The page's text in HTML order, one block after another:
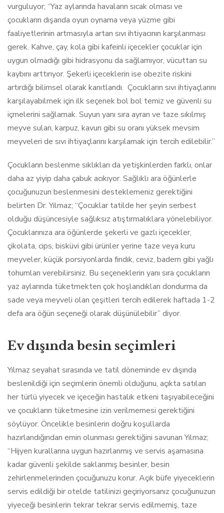
vurguluyor; “Yaz aylarında havaların sıcak olması ve
çocukların dışarıda oyun oynama veya yüzme gibi
faaliyetlerinin artmasıyla artan sıvı ihtiyacının karşılanması
gerek. Kahve, çay, kola gibi kafeinli içecekler çocuklar için
uygun olmadığı gibi hidrasyonu da sağlamıyor, vücuttan su
kaybını arttırıyor. Şekerli içeceklerin ise obezite riskini
artırdığı bilimsel olarak kanıtlandı. Çocukların sıvı ihtiyaçlarını
karşılayabilmek için ilk seçenek bol bol temiz ve güvenli su
içmelerini sağlamak. Suyun yanı sıra ayran ve taze sıkılmış
meyve suları, karpuz, kavun gibi su oranı yüksek mevsim
meyveleri de sıvı ihtiyaçlarını karşılamak için tercih edilebilir.”
Çocukların beslenme sıklıkları da yetişkinlerden farklı, onlar
daha az yiyip daha çabuk acıkıyor. Sağlıklı ara öğünlerle
çocuğunuzun beslenmesini desteklemeniz gerektiğini
belirten Dr. Yılmaz; “Çocuklar tatilde her şeyin serbest
olduğu düşüncesiyle sağlıksız atıştırmalıklara yönelebiliyor.
Çocuklarınıza ara öğünlerde şekerli ve gazlı içecekler,
çikolata, cips, bisküvi gibi ürünler yerine taze veya kuru
meyveler, küçük porsiyonlarda fındık, ceviz, badem gibi yağlı
tohumları verebilirsiniz. Bu seçeneklerin yanı sıra çocukların
yaz aylarında tüketmekten çok hoşlandıkları dondurma da
sade veya meyveli olan çeşitleri tercih edilerek haftada 1-2
defa ara öğün seçeneği olarak düşünülebilir” diyor.
Ev dışında besin seçimleri
Yılmaz seyahat sırasında ve tatil döneminde ev dışında
beslenildiği için seçimlerin önemli olduğunu, açıkta satılan
her türlü yiyecek ve içeceğin hastalık etkeni taşıyabileceğini
ve çocukların tüketmesine izin verilmemesi gerektiğini
söylüyor. Öncelikle besinlerin doğru koşullarda
hazırlandığından emin olunması gerektiğini savunan Yılmaz;
“Hijyen kurallarına uygun hazırlanmış ve servis aşamasına
kadar güvenli şekilde saklanmış besinler, besin
zehirlenmelerinden çocuğunuzu korur. Açık büfe yiyeceklerin
servis edildiği bir otelde tatilinizi geçiriyorsanız çocuğunuzun
yiyeceği besinlerin tekrar tekrar servis edilmemiş, taze